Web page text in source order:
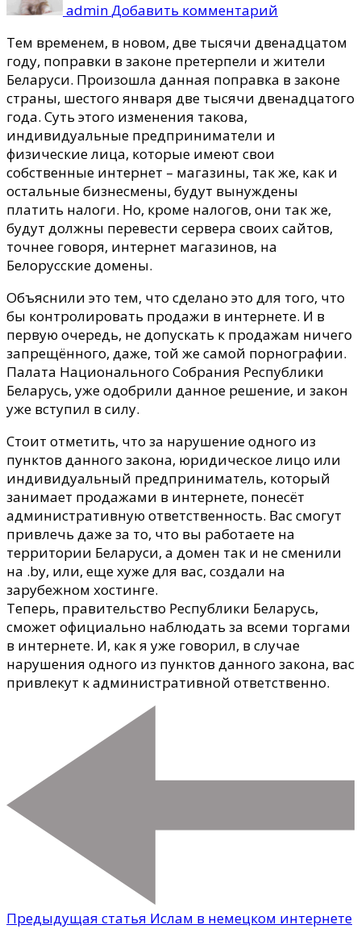
adminДобавить комментарий
перенос
домена
в
зону
BY
Тем временем, в новом, две тысячи двенадцатом
году, поправки в законе претерпели и жители
Беларуси. Произошла данная поправка в законе
страны, шестого января две тысячи двенадцатого
года. Суть этого изменения такова,
индивидуальные предприниматели и
физические лица, которые имеют свои
собственные интернет – магазины, так же, как и
остальные бизнесмены, будут вынуждены
платить налоги. Но, кроме налогов, они так же,
будут должны перевести сервера своих сайтов,
точнее говоря, интернет магазинов, на
Белорусские домены.
Объяснили это тем, что сделано это для того, что
бы контролировать продажи в интернете. И в
первую очередь, не допускать к продажам ничего
запрещённого, даже, той же самой порнографии.
Палата Национального Собрания Республики
Беларусь, уже одобрили данное решение, и закон
уже вступил в силу.
Стоит отметить, что за нарушение одного из
пунктов данного закона, юридическое лицо или
индивидуальный предприниматель, который
занимает продажами в интернете, понесёт
административную ответственность. Вас смогут
привлечь даже за то, что вы работаете на
территории Беларуси, а домен так и не сменили
на .by, или, еще хуже для вас, создали на
зарубежном хостинге.
Теперь, правительство Республики Беларусь,
сможет официально наблюдать за всеми торгами
в интернете. И, как я уже говорил, в случае
нарушения одного из пунктов данного закона, вас
привлекут к административной ответственно.
Предыдущая статья Ислам в немецком интернете